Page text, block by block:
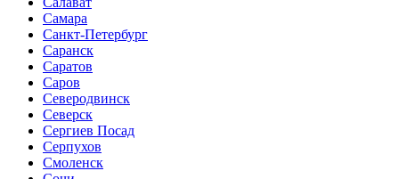
Самара
Санкт-Петербург
Саранск
Саратов
Саров
Северодвинск
Северск
Сергиев Посад
Серпухов
Смоленск